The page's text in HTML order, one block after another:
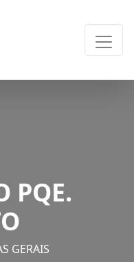
PQE.
GERAIS